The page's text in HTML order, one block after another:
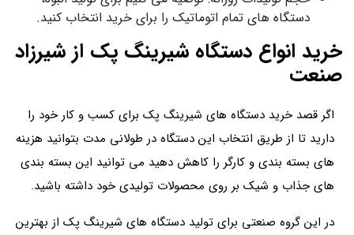
دستگاه‌ های تمام اتوماتیک را برای خرید انتخاب کنید.
خرید انواع دستگاه شیرینگ پک از شیرزاد
صنعت
اگر قصد خرید دستگاه‌ های شیرینگ پک برای کسب و کار خود را
دارید تا از طریق انتخاب این دستگاه در طولانی مدت بتوانید هزینه‌
های بسته‌ بندی و کارگر را کاهش دهید می توانید این بسته‌ بندی‌
های جذاب‌ و شیک بر روی محصولات تولیدی خود داشته باشید.
در این گروه صنعتی برای تولید دستگاه های شیرینگ پک از بهترین